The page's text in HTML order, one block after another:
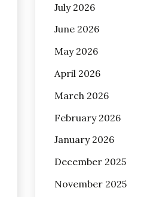
July 2026
June 2026
May 2026
April 2026
March 2026
February 2026
January 2026
December 2025
November 2025